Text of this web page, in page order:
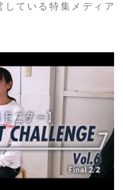
している特集メディア